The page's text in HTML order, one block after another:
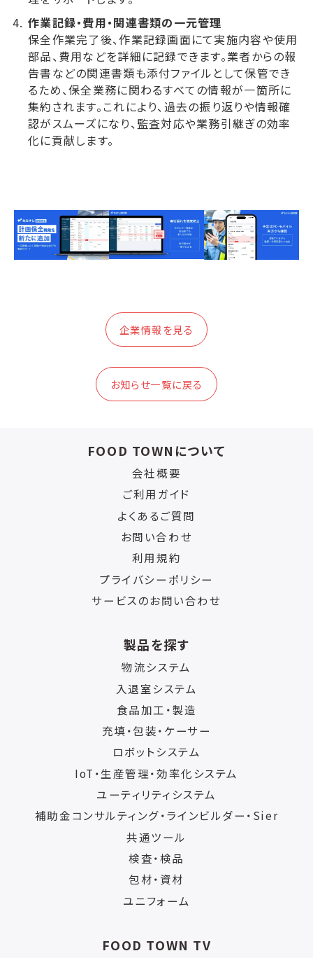
作業記録・費用・関連書類の一元管理
保全作業完了後、作業記録画面にて実施内容や使用
部品、費用などを詳細に記録できます。業者からの報
告書などの関連書類も添付ファイルとして保管でき
るため、保全業務に関わるすべての情報が一箇所に
集約されます。これにより、過去の振り返りや情報確
認がスムーズになり、監査対応や業務引継ぎの効率
化に貢献します。
企業情報を見る
お知らせ一覧に戻る
FOOD TOWNについて
会社概要
ご利用ガイド
よくあるご質問
お問い合わせ
利用規約
プライバシーポリシー
サービスのお問い合わせ
製品を探す
物流システム
入退室システム
食品加工・製造
充填・包装・ケーサー
ロボットシステム
IoT・生産管理・効率化システム
ユーティリティシステム
補助金コンサルティング・ラインビルダー・Sier
共通ツール
検査・検品
包材・資材
ユニフォーム
FOOD TOWN TV